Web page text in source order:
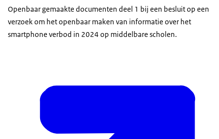
Openbaar gemaakte documenten deel 1 bij een besluit op een
verzoek om het openbaar maken van informatie over het
smartphone verbod in 2024 op middelbare scholen.